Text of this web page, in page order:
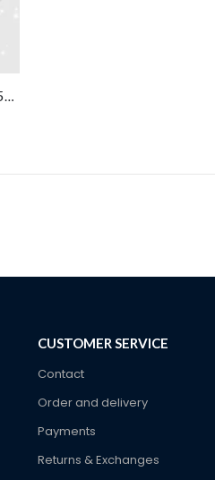
Kit ciel étoilé 18W RGBW Bluetooth⎜150 à 600 fibres optiques
CUSTOMER SERVICE
Contact
Order and delivery
Payments
Returns & Exchanges